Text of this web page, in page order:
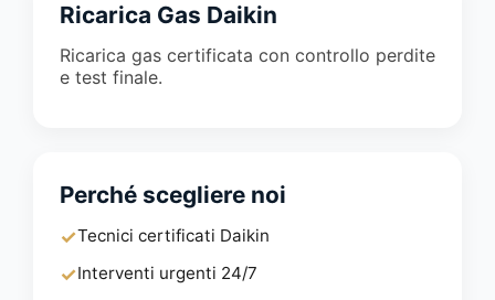
Ricarica Gas Daikin
Ricarica gas certificata con controllo perdite
e test finale.
Perché scegliere noi
✓Tecnici certificati Daikin
✓Interventi urgenti 24/7